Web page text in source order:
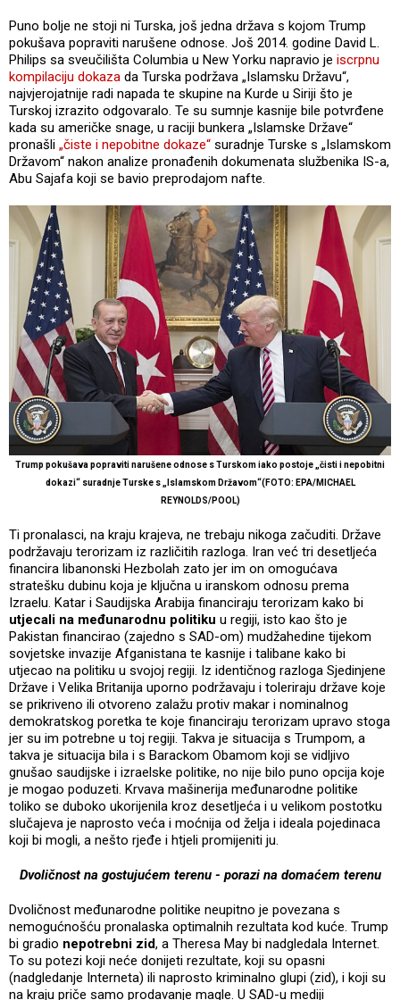
Puno bolje ne stoji ni Turska, još jedna država s kojom Trump
pokušava popraviti narušene odnose. Još 2014. godine David L.
Philips sa sveučilišta Columbia u New Yorku napravio je iscrpnu
kompilaciju dokaza da Turska podržava „Islamsku Državu“,
najvjerojatnije radi napada te skupine na Kurde u Siriji što je
Turskoj izrazito odgovaralo. Te su sumnje kasnije bile potvrđene
kada su američke snage, u raciji bunkera „Islamske Države“
pronašli „čiste i nepobitne dokaze“ suradnje Turske s „Islamskom
Državom“ nakon analize pronađenih dokumenata službenika IS-a,
Abu Sajafa koji se bavio preprodajom nafte.
Trump pokušava popraviti narušene odnose s Turskom iako postoje „čisti i nepobitni
dokazi“ suradnje Turske s „Islamskom Državom“(FOTO: EPA/MICHAEL
REYNOLDS/POOL)
Ti pronalasci, na kraju krajeva, ne trebaju nikoga začuditi. Države
podržavaju terorizam iz različitih razloga. Iran već tri desetljeća
financira libanonski Hezbolah zato jer im on omogućava
stratešku dubinu koja je ključna u iranskom odnosu prema
Izraelu. Katar i Saudijska Arabija financiraju terorizam kako bi
utjecali na međunarodnu politiku u regiji, isto kao što je
Pakistan financirao (zajedno s SAD-om) mudžahedine tijekom
sovjetske invazije Afganistana te kasnije i talibane kako bi
utjecao na politiku u svojoj regiji. Iz identičnog razloga Sjedinjene
Države i Velika Britanija uporno podržavaju i toleriraju države koje
se prikriveno ili otvoreno zalažu protiv makar i nominalnog
demokratskog poretka te koje financiraju terorizam upravo stoga
jer su im potrebne u toj regiji. Takva je situacija s Trumpom, a
takva je situacija bila i s Barackom Obamom koji se vidljivo
gnušao saudijske i izraelske politike, no nije bilo puno opcija koje
je mogao poduzeti. Krvava mašinerija međunarodne politike
toliko se duboko ukorijenila kroz desetljeća i u velikom postotku
slučajeva je naprosto veća i moćnija od želja i ideala pojedinaca
koji bi mogli, a nešto rjeđe i htjeli promijeniti ju.
Dvoličnost na gostujućem terenu - porazi na domaćem terenu
Dvoličnost međunarodne politike neupitno je povezana s
nemogućnošću pronalaska optimalnih rezultata kod kuće. Trump
bi gradio nepotrebni zid, a Theresa May bi nadgledala Internet.
To su potezi koji neće donijeti rezultate, koji su opasni
(nadgledanje Interneta) ili naprosto kriminalno glupi (zid), i koji su
na kraju priče samo prodavanje magle. U SAD-u mediji